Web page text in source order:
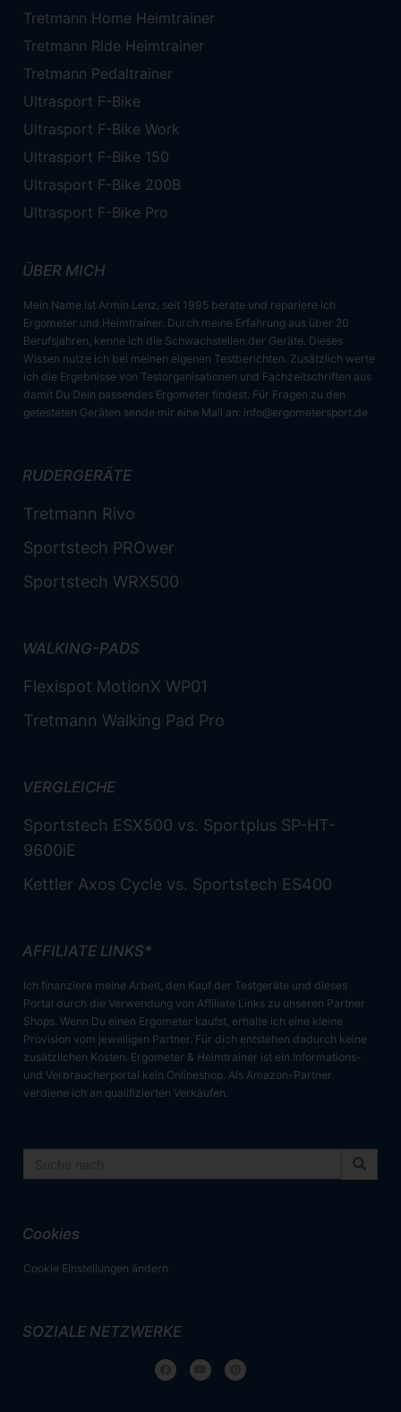
Tretmann Home Heimtrainer
Tretmann Ride Heimtrainer
Tretmann Pedaltrainer
Ultrasport F-Bike
Ultrasport F-Bike Work
Ultrasport F-Bike 150
Ultrasport F-Bike 200B
Ultrasport F-Bike Pro
ÜBER MICH
Mein Name ist Armin Lenz, seit 1995 berate und repariere ich
Ergometer und Heimtrainer. Durch meine Erfahrung aus über 20
Berufsjahren, kenne ich die Schwachstellen der Geräte. Dieses
Wissen nutze ich bei meinen eigenen Testberichten. Zusätzlich werte
ich die Ergebnisse von Testorganisationen und Fachzeitschriften aus
damit Du Dein passendes Ergometer findest. Für Fragen zu den
getesteten Geräten sende mir eine Mail an: info@ergometersport.de
RUDERGERÄTE
Tretmann Rivo
Sportstech PROwer
Sportstech WRX500
WALKING-PADS
Flexispot MotionX WP01
Tretmann Walking Pad Pro
VERGLEICHE
Sportstech ESX500 vs. Sportplus SP-HT-
9600iE
Kettler Axos Cycle vs. Sportstech ES400
AFFILIATE LINKS*
Ich finanziere meine Arbeit, den Kauf der Testgeräte und dieses
Portal durch die Verwendung von Affiliate Links zu unseren Partner
Shops. Wenn Du einen Ergometer kaufst, erhalte ich eine kleine
Provision vom jeweiligen Partner. Für dich entstehen dadurch keine
zusätzlichen Kosten. Ergometer & Heimtrainer ist ein Informations-
und Verbraucherportal kein Onlineshop. Als Amazon-Partner
verdiene ich an qualifizierten Verkäufen.
Cookies
Cookie Einstellungen ändern
SOZIALE NETZWERKE